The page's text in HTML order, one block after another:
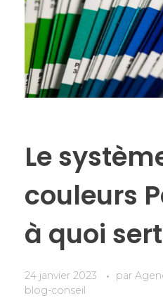
Le
couleurs
à quoi
24 janvier 2023 par
blog-conseil